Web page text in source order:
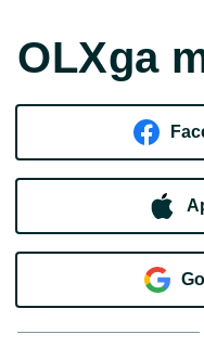
OLXga